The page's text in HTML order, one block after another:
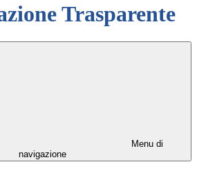
Trasparente
Menu di
navigazione